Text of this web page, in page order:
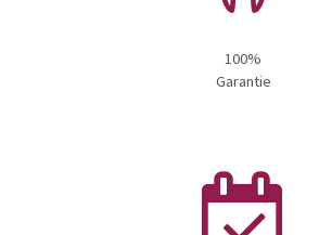
100%
Garantie